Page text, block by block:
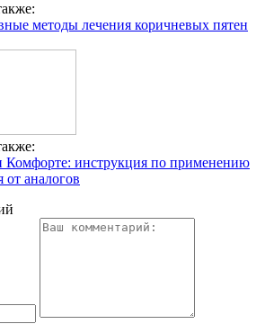
методы лечения коричневых пятен
Комфорте: инструкция по применению
от аналогов